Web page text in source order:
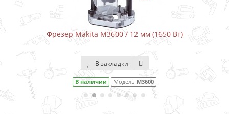
M3600 / 12 мм (1650 Вт)
Модель
Фрезер
В
В